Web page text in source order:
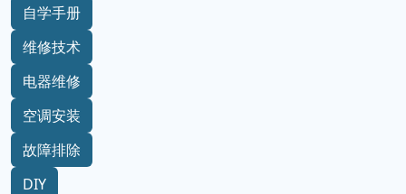
自学手册
维修技术
电器维修
空调安装
故障排除
DIY